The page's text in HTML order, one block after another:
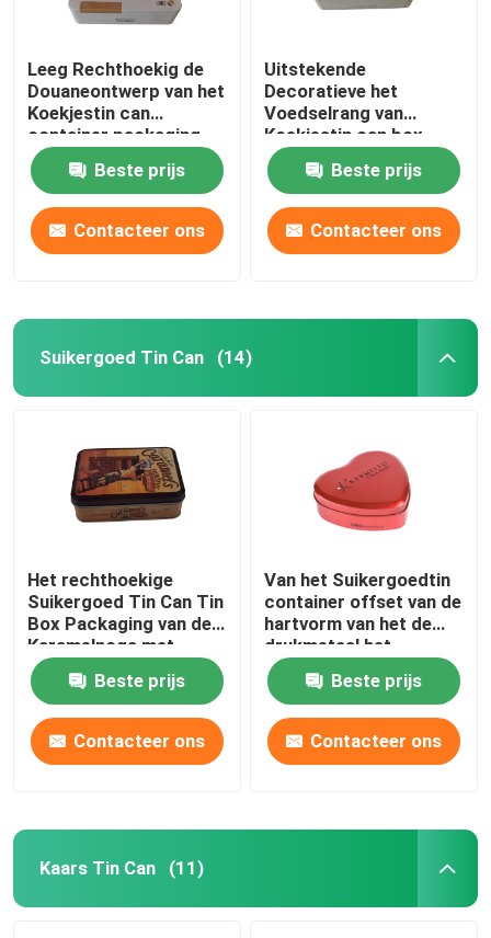
Leeg Rechthoekig de
Douaneontwerp van het
Koekjestin can
container packaging
with Scharnierend
Deksel Beste prijs
Contacteer ons
Uitstekende
Decoratieve het
Voedselrang van
Koekjestin can box
medium rectangular
Beste prijs
Contacteer ons
Suikergoed Tin Can (14)
Het rechthoekige
Suikergoed Tin Can Tin
Box Packaging van de
Karamelnoga met
Scharnierend Deksel
Beste prijs
Contacteer ons
Van het Suikergoedtin
container offset van de
hartvorm van het de
drukmetaal het
suikergoedtin met
Deksel Beste prijs
Contacteer ons
Kaars Tin Can (11)